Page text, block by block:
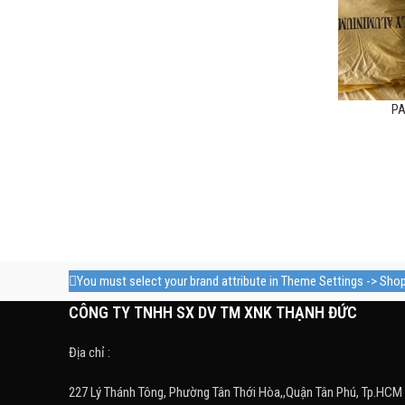
You must select your brand attribute in Theme Settings ->
CÔNG TY TNHH SX DV TM XNK THẠNH ĐỨC
Địa chỉ :
227 Lý Thánh Tông, Phường Tân Thới Hòa,,Quận Tân Phú, Tp.HCM